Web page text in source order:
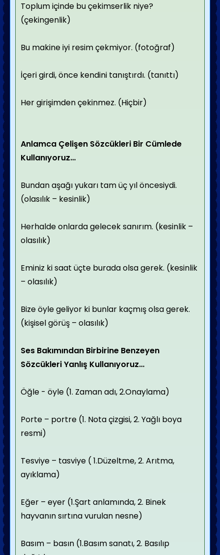
Toplum içinde bu çekimserlik niye?
(çekingenlik)
Bu makine iyi resim çekmiyor. (fotoğraf)
İçeri girdi, önce kendini tanıştırdı. (tanıttı)
Her girişimden çekinmez. (Hiçbir)
Anlamca Çelişen Sözcükleri Bir Cümlede
Kullanıyoruz…
Bundan aşağı yukarı tam üç yıl öncesiydi.
(olasılık – kesinlik)
Herhalde onlarda gelecek sanırım. (kesinlik –
olasılık)
Eminiz ki saat üçte burada olsa gerek. (kesinlik
– olasılık)
Bize öyle geliyor ki bunlar kaçmış olsa gerek.
(kişisel görüş – olasılık)
Ses Bakımından Birbirine Benzeyen
Sözcükleri Yanlış Kullanıyoruz…
Öğle - öyle (1. Zaman adı, 2.Onaylama)
Porte – portre (1. Nota çizgisi, 2. Yağlı boya
resmi)
Tesviye – tasviye ( 1.Düzeltme, 2. Arıtma,
ayıklama)
Eğer – eyer (1.Şart anlamında, 2. Binek
hayvanın sırtına vurulan nesne)
Basım – basın (1.Basım sanatı, 2. Basılıp